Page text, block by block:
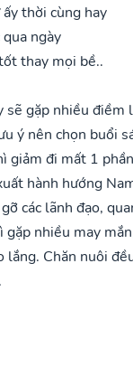
thời cùng hay
ngày
thay mọi bề..
sẽ gặp nhiều điềm
ý nên chọn buổi
giảm đi mất 1
hành hướng
các lãnh đạo,
gặp nhiều may
lắng. Chăn nuôi